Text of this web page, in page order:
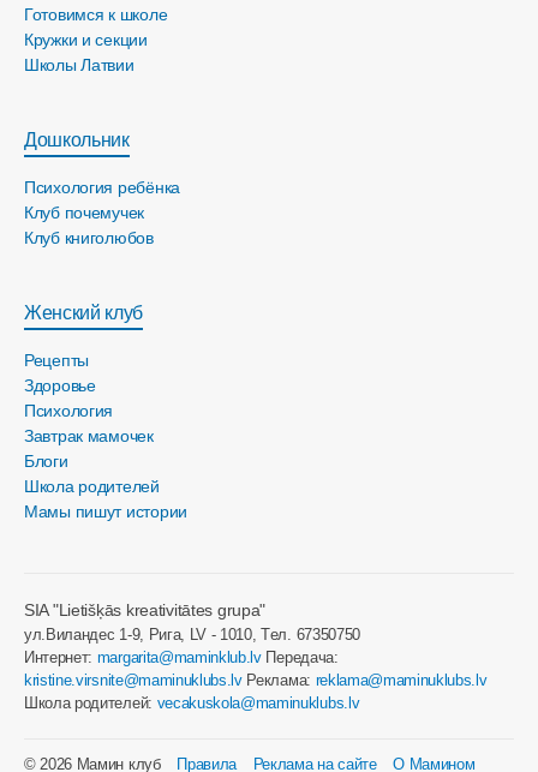
Готовимся к школе
Кружки и секции
Школы Латвии
Дошкольник
Психология ребёнка
Клуб почемучек
Клуб книголюбов
Женский клуб
Рецепты
Здоровье
Психология
Завтрак мамочек
Блоги
Школа родителей
Мамы пишут истории
SIA "Lietišķās kreativitātes grupa"
ул.Виландес 1-9, Рига, LV - 1010, Tел. 67350750
Интернет: margarita@maminklub.lvПередача:
kristine.virsnite@maminuklubs.lvРеклама: reklama@maminuklubs.lv
Школа родителей: vecakuskola@maminuklubs.lv
© 2026 Мамин клуб Правила Реклама на сайте О Мамином